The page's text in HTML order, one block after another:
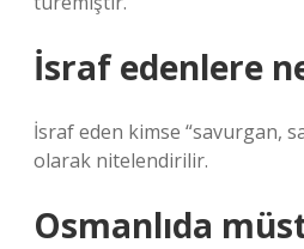
İsraf edenlere
İsraf eden kimse “savurgan,
olarak nitelendirilir.
Osmanlıda